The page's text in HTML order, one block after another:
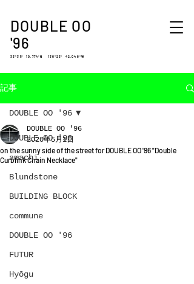
DOUBLE OO
'96
33°35′ 10.774″N 130°23′ 42.048″W
記事
DOUBLE OO '96
amachi.
Blundstone
BUILDING BLOCK
commune
DOUBLE OO '96
FUTUR
Hyōgu
DOUBLE OO '96
on the sunny side of the street for DOUBLE OO '96 "Double
Curblink Chain Necklace"
DOUBLE OO '96
2020年5月1日